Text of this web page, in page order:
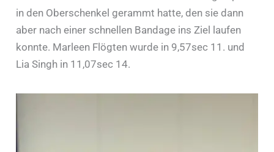
in den Oberschenkel gerammt hatte, den sie dann
aber nach einer schnellen Bandage ins Ziel laufen
konnte. Marleen Flögten wurde in 9,57sec 11. und
Lia Singh in 11,07sec 14.